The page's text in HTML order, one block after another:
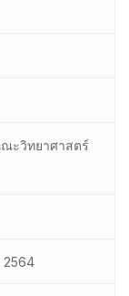
ะวิทยาศาสตร์
2564